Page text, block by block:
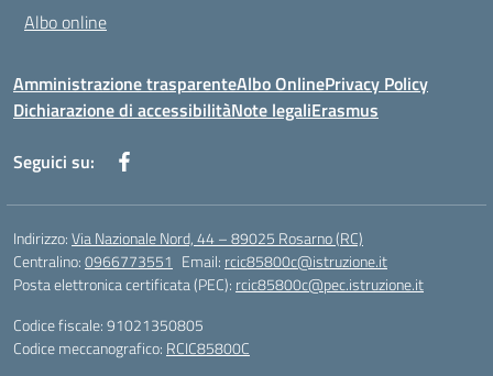
Albo online
Amministrazione trasparenteAlbo OnlinePrivacy Policy
Dichiarazione di accessibilitàNote legaliErasmus
Seguici su:
Indirizzo:Via Nazionale Nord, 44 – 89025 Rosarno (RC)
Centralino:0966773551 Email: rcic85800c@istruzione.it
Posta elettronica certificata (PEC): rcic85800c@pec.istruzione.it
Codice fiscale: 91021350805
Codice meccanografico: RCIC85800C